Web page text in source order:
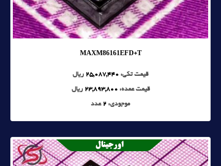
MAXM86161EFD+T
قیمت تکی: 25,087,440 ریال
قیمت عمده: 23,893,800 ریال
موجودی: 2 عدد